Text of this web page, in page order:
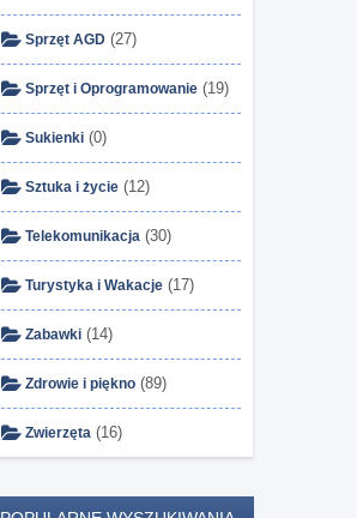
Sprzęt AGD (27)
Sprzęt i Oprogramowanie (19)
Sukienki (0)
Sztuka i życie (12)
Telekomunikacja (30)
Turystyka i Wakacje (17)
Zabawki (14)
Zdrowie i piękno (89)
Zwierzęta (16)